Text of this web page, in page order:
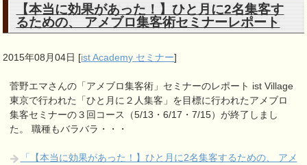
【本当に効果があった！】ひと月に2名集客す
るための、 アメブロ集客術セミナーレポート
2015年08月04日 [ist Academy セミナー]
菅野エマさんの「アメブロ集客術」セミナーのレポート ist Village
東京で行われた「ひと月に２人集客」を目標に行われたアメブロ
集客セミナーの３回コース（5/13・6/17・7/15）が終了しまし
た。 職種もバラバラ・・・
「【本当に効果があった！】ひと月に2名集客するための、 アメ